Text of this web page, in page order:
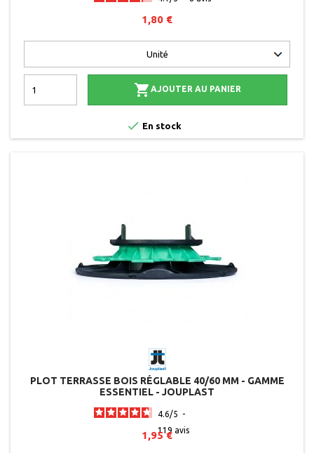
1,80 €
 AJOUTER AU PANIER
 En stock
PLOT TERRASSE BOIS RÉGLABLE 40/60 MM - GAMME
ESSENTIEL - JOUPLAST
4.6/5
-
119 avis
1,95 €